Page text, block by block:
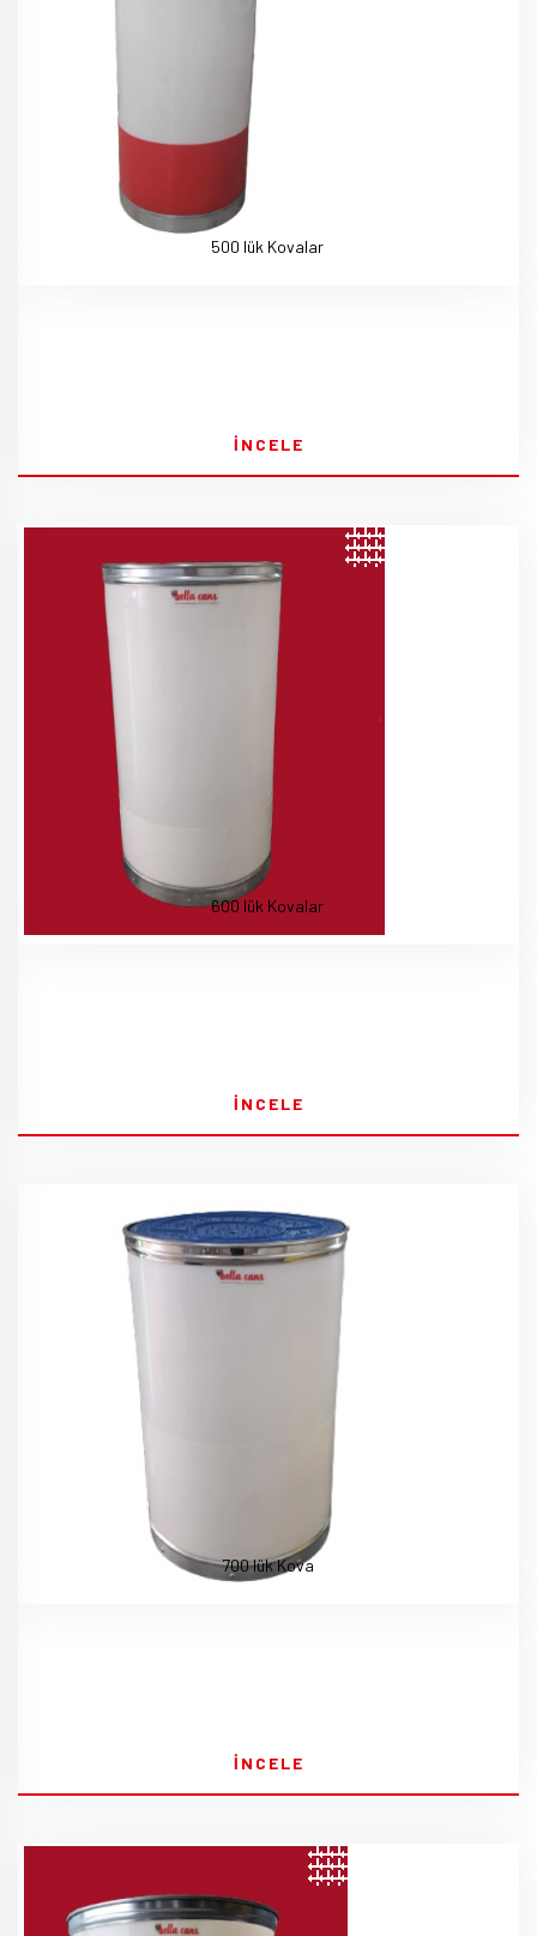
500 lük Kovalar
İNCELE
600 lük Kovalar
İNCELE
700 lük Kova
İNCELE